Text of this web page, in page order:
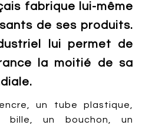
fabrique lui-même
de ses produits.
lui permet de
la moitié de sa
un tube plastique,
bille, un bouchon, un